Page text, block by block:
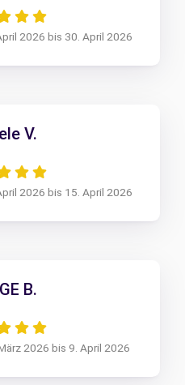
2026 bis 30. April 2026
V.
2026 bis 15. April 2026
B.
2026 bis 9. April 2026